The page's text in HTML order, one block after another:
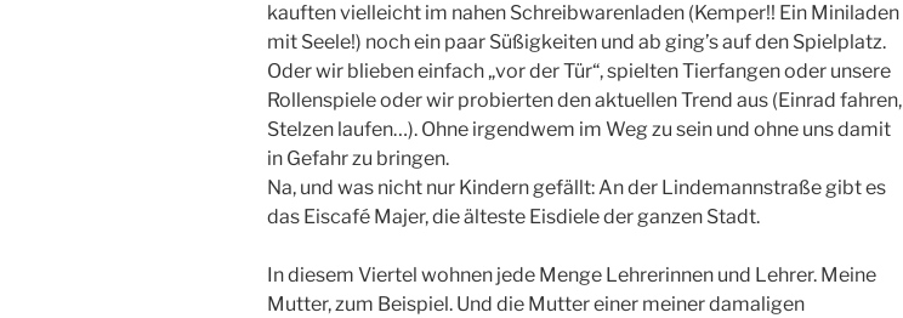
kauften vielleicht im nahen Schreibwarenladen (Kemper!! Ein Miniladen
mit Seele!) noch ein paar Süßigkeiten und ab ging’s auf den Spielplatz.
Oder wir blieben einfach „vor der Tür“, spielten Tierfangen oder unsere
Rollenspiele oder wir probierten den aktuellen Trend aus (Einrad fahren,
Stelzen laufen…). Ohne irgendwem im Weg zu sein und ohne uns damit
in Gefahr zu bringen.
Na, und was nicht nur Kindern gefällt: An der Lindemannstraße gibt es
das Eiscafé Majer, die älteste Eisdiele der ganzen Stadt.
In diesem Viertel wohnen jede Menge Lehrerinnen und Lehrer. Meine
Mutter, zum Beispiel. Und die Mutter einer meiner damaligen